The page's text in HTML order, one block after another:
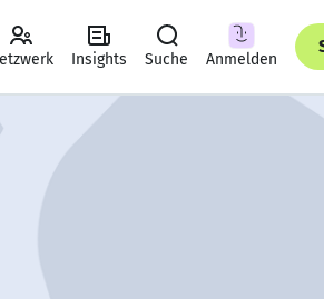
Insights Suche Anmelden